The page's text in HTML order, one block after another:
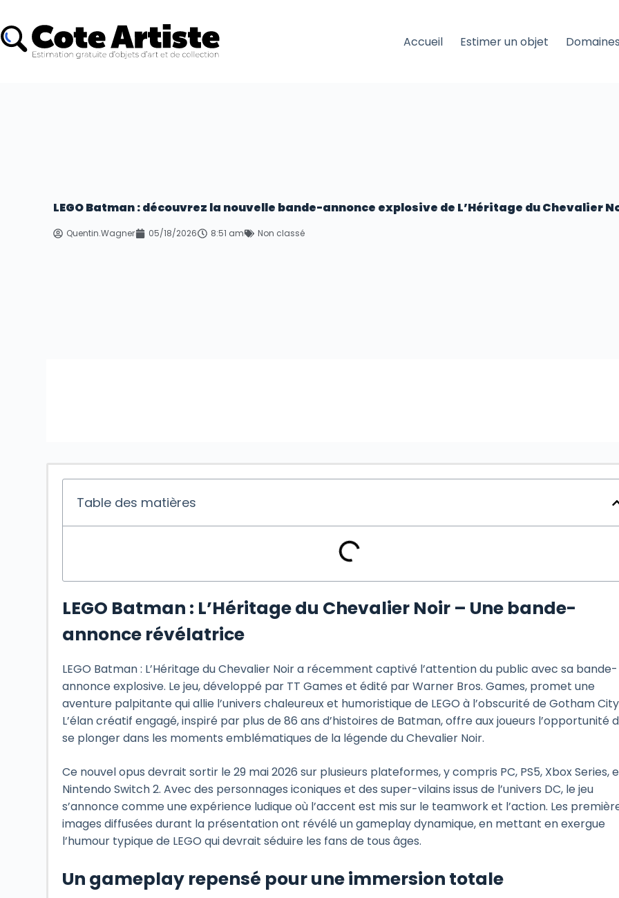
Accueil Estimer un objet
LEGO Batman : découvrez la nouvelle bande-annonce explosive de L’Héritage du Chevalier
Quentin.Wagner 05/18/2026 8:51 am Non classé
Table des matières
LEGO Batman : L’Héritage du Chevalier Noir – Une bande-
annonce révélatrice
LEGO Batman : L’Héritage du Chevalier Noir a récemment captivé l’attention du public avec sa bande-
annonce explosive. Le jeu, développé par TT Games et édité par Warner Bros. Games, promet une
aventure palpitante qui allie l’univers chaleureux et humoristique de LEGO à l’obscurité de Gotham
L’élan créatif engagé, inspiré par plus de 86 ans d’histoires de Batman, offre aux joueurs l’opportunité
se plonger dans les moments emblématiques de la légende du Chevalier Noir.
Ce nouvel opus devrait sortir le 29 mai 2026 sur plusieurs plateformes, y compris PC, PS5, Xbox Series,
Nintendo Switch 2. Avec des personnages iconiques et des super-vilains issus de l’univers DC, le jeu
s’annonce comme une expérience ludique où l’accent est mis sur le teamwork et l’action. Les
images diffusées durant la présentation ont révélé un gameplay dynamique, en mettant en exergue
l’humour typique de LEGO qui devrait séduire les fans de tous âges.
Un gameplay repensé pour une immersion totale